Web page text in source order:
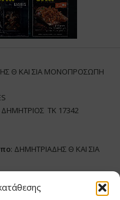
Θ ΚΑΙ ΣΙΑ ΜΟΝΟΠΡΟΣΩΠΗ
ΔΗΜΗΤΡΙΟΣ ΤΚ 17342
: ΔΗΜΗΤΡΙΑΔΗΣ Θ ΚΑΙ ΣΙΑ